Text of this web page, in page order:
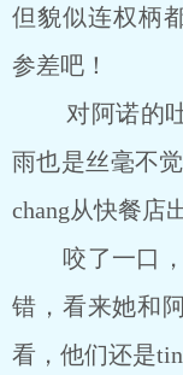
但貌似连权柄
参差吧！
对阿诺的吐
雨也是丝毫不
chang从快餐店
咬了一口，
错，看来她和
看，他们还是